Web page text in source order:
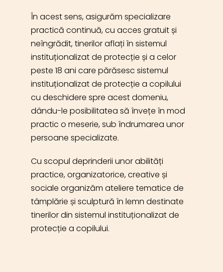
În acest sens, asigurăm specializare
practică continuă, cu acces gratuit și
neîngrădit, tinerilor aflați în sistemul
instituționalizat de protecție și a celor
peste 18 ani care părăsesc sistemul
instituționalizat de protecție a copilului
cu deschidere spre acest domeniu,
dându-le posibilitatea să învețe în mod
practic o meserie, sub îndrumarea unor
persoane specializate.
Cu scopul deprinderii unor abilități
practice, organizatorice, creative și
sociale organizăm ateliere tematice de
tâmplărie și sculptură în lemn destinate
tinerilor din sistemul instituționalizat de
protecție a copilului.